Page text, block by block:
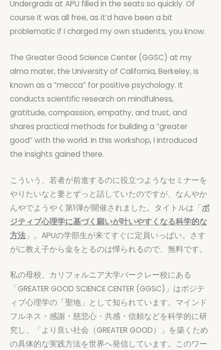
Undergrads at APU filled in the seats so quickly. Of
course it was all free, as it’d have been a bit
problematic if I charged my own students, you know.
The Greater Good Science Center (GGSC) at my
alma mater, the University of California, Berkeley, is
known as a “mecca” for positive psychology. It
conducts scientific research on mindfulness,
gratitude, compassion, empathy, and trust, and
shares practical methods for building a “greater
good” with the world. In this workshop, I introduced
the insights gained there.
こういう、若者が前進するのに役立つようなセミナーを
やりたいなと妻とずっと話していたのですが、なんやか
んやでようやく第1弾が開催されました。タイトルは「ポ
ジティブ心理学に基づく願いが叶いやすくなる科学的な
方法 」。APUの学部生が来てすぐに定員いっぱい。さす
がに教え子から金をとるのは憚られるので、無料です。
私の母校、カリフォルニア大学バークレー校にある
「GREATER GOOD SCIENCE CENTER (GGSC)」はポジテ
ィブ心理学の「聖地」として知られています。マインド
フルネス・感謝・慈悲心・共感・信頼などを科学的に研
究し、「より良い社会（GREATER GOOD）」を築くため
の具体的な実践方法を世界へ発信しています。このワー